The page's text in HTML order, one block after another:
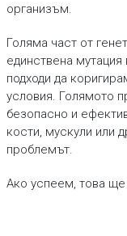
организъм.
Голяма част от
единствена
подходи да
условия. Голямото
безопасно и
кости, мускули или
проблемът.
Ако успеем, това